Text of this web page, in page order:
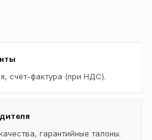
счёт-фактура (при НДС).
гарантийные талоны.